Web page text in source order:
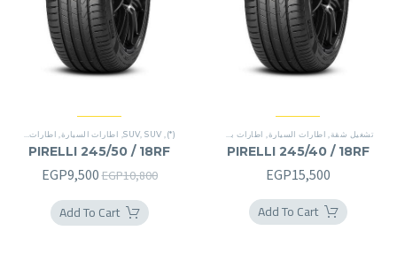
تشغيل شقة اطارات السيارة اطارات بريمير تشغيل شقة ,سينتوراتو P7
PIRELLI 245/40 / 18RF
EGP15,500
Add To Cart
(*)
SUV ,SUV
, اطارات السيارة اطارات بريمير
PIRELLI 245/50 / 18RF
EGP10,800
السعر
الأصلي
هو:
EGP9,500
Add To Cart